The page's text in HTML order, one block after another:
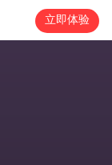
立即体验